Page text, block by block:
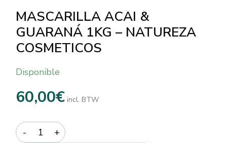
MASCARILLA ACAI &
GUARANÁ 1KG – NATUREZA
COSMETICOS
Disponible
60,00€ incl. BTW
Quantity